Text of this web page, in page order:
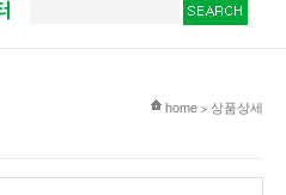
현재 위치
home > 상품상세